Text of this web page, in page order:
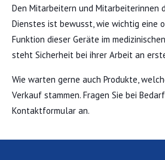
Den Mitarbeitern und Mitarbeiterinnen
Dienstes ist bewusst, wie wichtig eine
Funktion dieser Geräte im
steht Sicherheit bei ihrer Arbeit an
Wie warten gerne auch Produkte,
Verkauf stammen. Fragen Sie bei
Kontaktformular an.